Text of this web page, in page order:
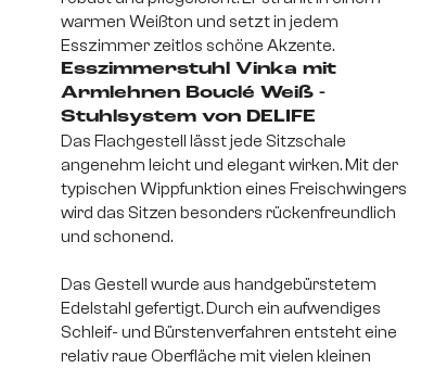
warmen Weißton und setzt in jedem
Esszimmer zeitlos schöne Akzente.
Esszimmerstuhl Vinka mit
Armlehnen Bouclé Weiß -
Stuhlsystem von DELIFE
Das Flachgestell lässt jede Sitzschale
angenehm leicht und elegant wirken. Mit der
typischen Wippfunktion eines Freischwingers
wird das Sitzen besonders rückenfreundlich
und schonend.
Das Gestell wurde aus handgebürstetem
Edelstahl gefertigt. Durch ein aufwendiges
Schleif- und Bürstenverfahren entsteht eine
relativ raue Oberfläche mit vielen kleinen